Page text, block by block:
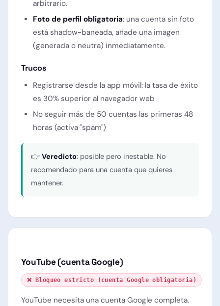
arbitrario.
Foto de perfil obligatoria: una cuenta sin foto
está shadow-baneada, añade una imagen
(generada o neutra) inmediatamente.
Trucos
Registrarse desde la app móvil: la tasa de éxito
es 30% superior al navegador web
No seguir más de 50 cuentas las primeras 48
horas (activa "spam")
👉Veredicto: posible pero inestable. No
recomendado para una cuenta que quieres
mantener.
YouTube (cuenta Google)
❌ Bloqueo estricto (cuenta Google obligatoria)
YouTube necesita una cuenta Google completa.